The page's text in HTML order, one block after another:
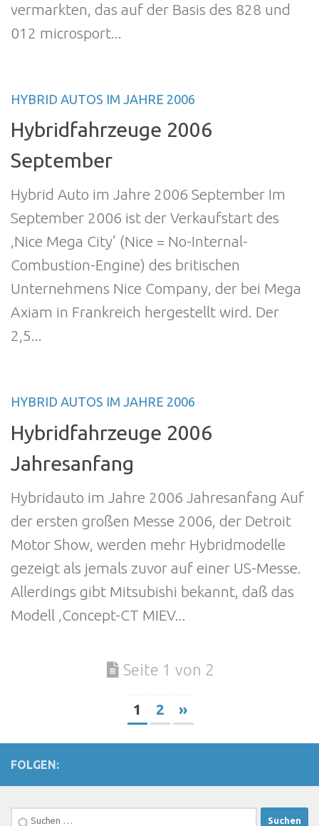
vermarkten, das auf der Basis des 828 und
012 microsport...
HYBRID AUTOS IM JAHRE 2006
Hybridfahrzeuge 2006
September
Hybrid Auto im Jahre 2006 September Im
September 2006 ist der Verkaufstart des
‚Nice Mega City’ (Nice = No-Internal-
Combustion-Engine) des britischen
Unternehmens Nice Company, der bei Mega
Axiam in Frankreich hergestellt wird. Der
2,5...
HYBRID AUTOS IM JAHRE 2006
Hybridfahrzeuge 2006
Jahresanfang
Hybridauto im Jahre 2006 Jahresanfang Auf
der ersten großen Messe 2006, der Detroit
Motor Show, werden mehr Hybridmodelle
gezeigt als jemals zuvor auf einer US-Messe.
Allerdings gibt Mitsubishi bekannt, daß das
Modell ‚Concept-CT MIEV...
Seite 1 von 2
1 2 »
FOLGEN:
Suchen